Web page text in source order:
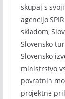
skupaj s
agencijo
skladom,
Slovensko
Slovensko
ministrstvo
povratnih
projektne